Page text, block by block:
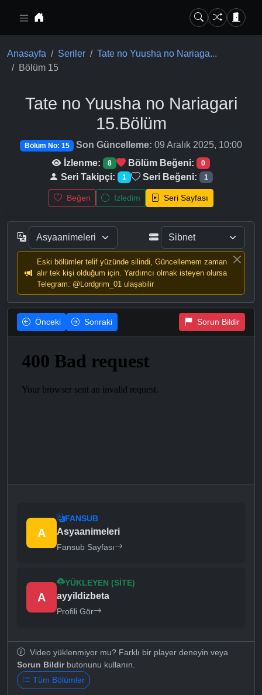
Anasayfa Seriler
Tate no Yuusha no Nariaga...
Bölüm 15
Tate no Yuusha no Nariagari
15.Bölüm
Bölüm No: 15 Son Güncelleme: 09 Aralık 2025, 10:00
İzlenme:
8 Bölüm Beğeni: 0
Seri Takipçi: 1 Seri Beğeni: 1
Beğen İzledim Seri Sayfası
Eski bölümler telif yüzünde silindi, Güncellemem zaman
alır tek kişi olduğum için. Yardımcı olmak isteyen olursa
Telegram: @Lordgrim_01 ulaşabilir
Önceki Sonraki Sorun Bildir
A
FANSUB
Asyaanimeleri
Fansub Sayfası
A
YÜKLEYEN (SITE)
ayyildizbeta
Profili Gör
Video yüklenmiyor mu? Farklı bir player deneyin veya
Sorun Bildirbutonunu kullanın.
Tüm Bölümler